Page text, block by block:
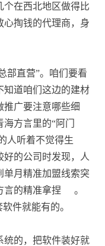
个在西北地区做得比
心掏钱的代理商，身
部直营”。咱们要看
知道咱们这边的建材
推广要注意哪些细
方言里的“阿门
人听着不觉得生
的公司时发现，人
单月精准加盟线索突
言的精准拿捏
。
件就能有的。
统的，把软件装好就